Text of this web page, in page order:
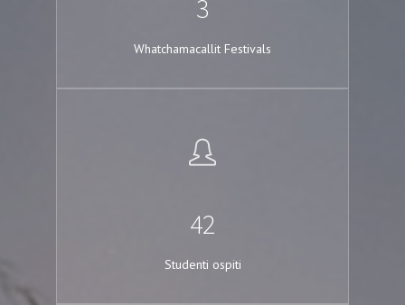
3
Whatchamacallit Festivals
42
Studenti ospiti